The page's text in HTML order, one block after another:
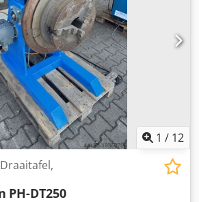
van lasstroom: ca. 350 A -
Tafelhoogte bij horizontale positie: ca.
ruimte: ca. B 1150 x H 900 x D 800
kg - 3-klauwplaat: 300 mm
1 / 12
PH-DT250